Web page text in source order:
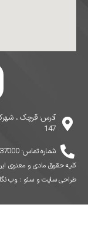
آدرس: قرچک ،
147
شماره تماس: 09001637000
کلیه حقوق مادی و معنوی
طراحی سایتوسئو :وب